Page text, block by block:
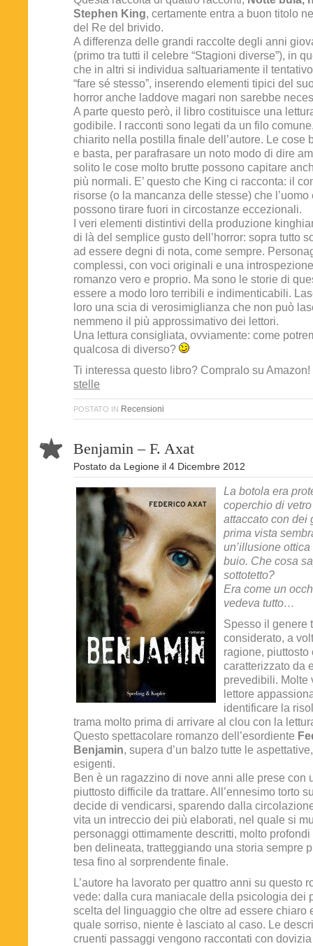
Stephen King, certamente entra a buon titolo
del Re del brivido.
A differenza delle grandi raccolte degli anni
(primo tra tutti il celebre “Stagioni diverse”), in
che in altri si individua saltuariamente il
“fare sé stesso”, inserendo elementi tipici del
horror anche laddove magari non sarebbe
A parte questo però, il libro costituisce una
godibile. I racconti sono legati da un filo
chiarito nella postilla finale dell’autore. Le cose
e basta, per parafrasare un noto modo di dire
solito le cose molto brutte possono capitare
più normali. E’ questo che King ci racconta: il
risorse (o la mancanza delle stesse) che
possono tirare fuori in circostanze eccezionali.
I veri elementi distintivi della produzione
di là del semplice gusto dell’horror: sopra tutto
ad essere degni di nota, come sempre.
complessi, con voci originali e una
romanzo vero e proprio. Ma sono le storie di
essere a modo loro terribili e indimenticabili.
loro una scia di verosimiglianza che non può
nemmeno il più approssimativo dei lettori.
Una lettura consigliata, ovviamente: come
qualcosa di diverso?
Ti interessa questo libro? Compralo su Amazon!
stelle
POSTATO IN Recensioni
Benjamin – F. Axat
Postato da Legione il 4 Dicembre 2012
La botola era
coperchio di
attaccato con dei
prima vista
un’illusione
buio. Che cosa
sottotetto?
Era come un
vedeva tutto…
Spesso il genere
considerato, a
ragione, piuttosto
caratterizzato da
prevedibili. Molte
lettore
identificare la
trama molto prima di arrivare al clou con la
Questo spettacolare romanzo dell’esordiente
Benjamin, supera d’un balzo tutte le
esigenti.
Ben è un ragazzino di nove anni alle prese con
piuttosto difficile da trattare. All’ennesimo torto
decide di vendicarsi, sparendo dalla
vita un intreccio dei più elaborati, nel quale si
personaggi ottimamente descritti, molto
ben delineata, tratteggiando una storia sempre
tesa fino al sorprendente finale.
L’autore ha lavorato per quattro anni su questo
vede: dalla cura maniacale della psicologia dei
scelta del linguaggio che oltre ad essere chiaro
quale sorriso, niente è lasciato al caso. Le
cruenti passaggi vengono raccontati con